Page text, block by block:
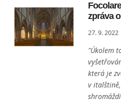
zpráva
27. 9. 2022
"Úkolem
která je
v